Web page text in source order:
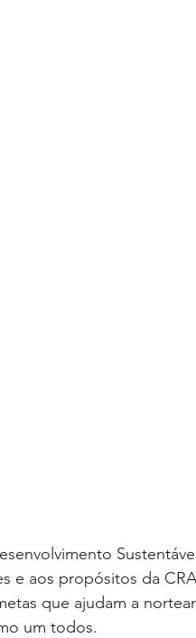
e aos propósitos da
que ajudam a
um todos.